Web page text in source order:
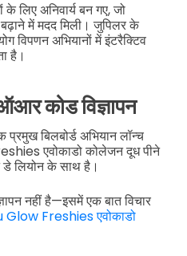
लिए अनिवार्य बन गए, जो
में मदद मिली। जुपिलर के
विपणन अभियानों में इंटरैक्टिव
है।
कोड विज्ञापन
बिलबोर्ड अभियान लॉन्च
एवोकाडो कोलेजन दूध पीने
डे लियोन के साथ है।
नहीं है—इसमें एक बात विचार
Glow Freshies एवोकाडो